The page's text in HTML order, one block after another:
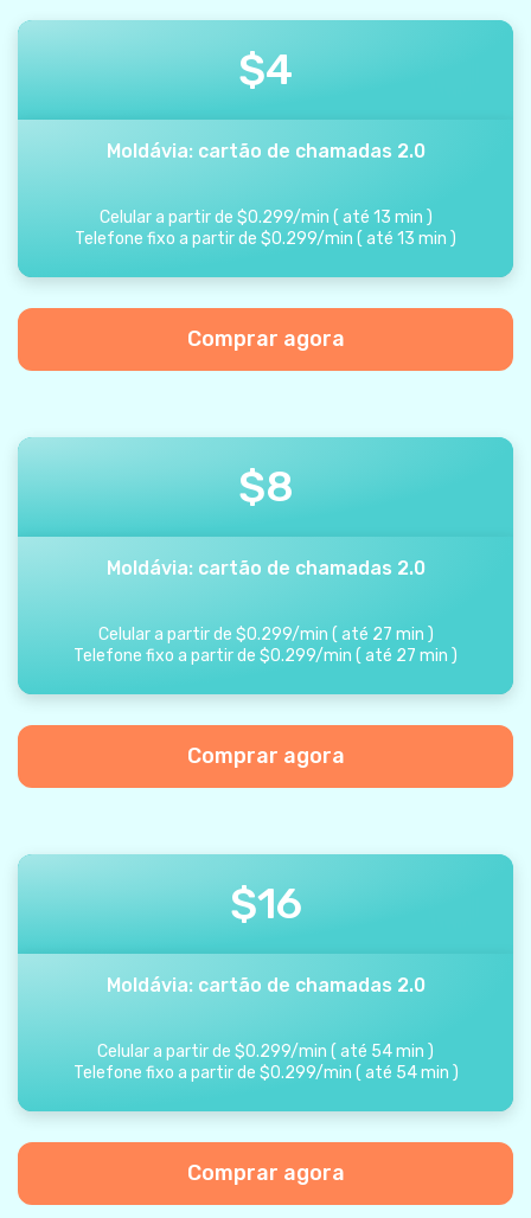
$4
Moldávia: cartão de chamadas 2.0
Celular a partir de $0.299/min ( até 13 min )
Telefone fixo a partir de $0.299/min ( até 13 min )
Comprar agora
$8
Moldávia: cartão de chamadas 2.0
Celular a partir de $0.299/min ( até 27 min )
Telefone fixo a partir de $0.299/min ( até 27 min )
Comprar agora
$16
Moldávia: cartão de chamadas 2.0
Celular a partir de $0.299/min ( até 54min )
Telefone fixo a partir de $0.299/min ( até 54 min )
Comprar agora